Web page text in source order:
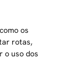
os
rotas,
o uso dos